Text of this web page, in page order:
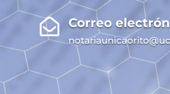
 Correo